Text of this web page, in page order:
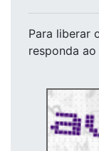
Para liberar
responda